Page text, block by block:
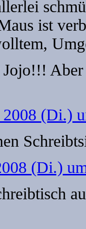
ist
Jojo!!!
(Di.)
(Di.)